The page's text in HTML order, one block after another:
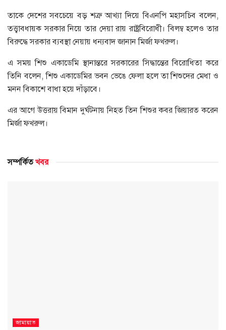
তাকে দেশের সবচেয়ে বড় শত্রু আখ্যা দিয়ে বিএনপি মহাসচিব বলেন,
তত্ত্বাবধায়ক সরকার নিয়ে তার দেয়া রায় রাষ্ট্রবিরোধী। বিলম্ব হলেও তার
বিরুদ্ধে সরকার ব্যবস্থা নেয়ায় ধন্যবাদ জানান মির্জা ফখরুল।
এ সময় শিশু একাডেমি স্থানান্তরে সরকারের সিদ্ধান্তের বিরোধিতা করে
তিনি বলেন, শিশু একাডেমির ভবন ভেঙে ফেলা হলে তা শিশুদের মেধা ও
মনন বিকাশে বাধা হয়ে দাঁড়াবে।
এর আগে উত্তরায় বিমান দুর্ঘটনায় নিহত তিন শিশুর কবর জিয়ারত করেন
মির্জা ফখরুল।
সম্পর্কিতখবর
জামায়াত